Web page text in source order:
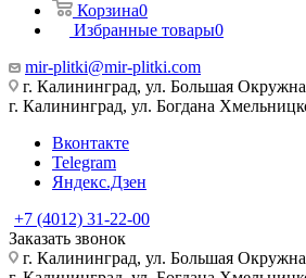
Корзина0
Избранные товары0
mir-plitki@mir-plitki.com
г. Калининград, ул. Большая
г. Калининград, ул. Богдана
Вконтакте
Telegram
Яндекс.Дзен
+7 (4012) 31-22-00
Заказать звонок
г. Калининград, ул. Большая